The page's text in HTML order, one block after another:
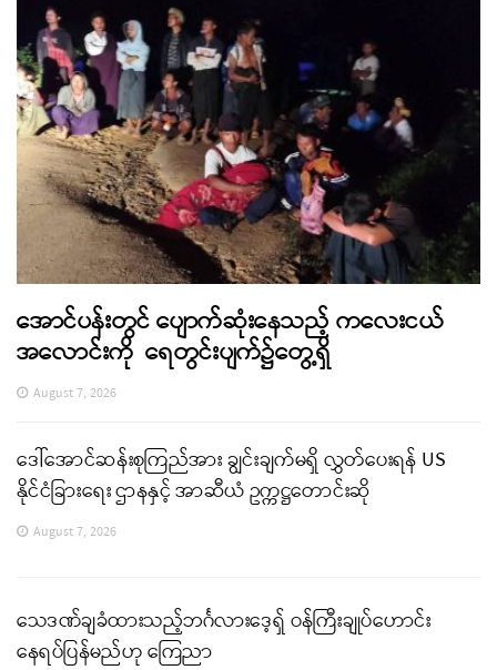
အောင်ပန်းတွင် ပျောက်ဆုံးနေသည့် ကလေးငယ်
အလောင်းကို ရေတွင်းပျက်၌တွေ့ရှိ
August 7, 2026
ဒေါ်အောင်ဆန်းစုကြည်အား ချွင်းချက်မရှိ လွှတ်ပေးရန် US
နိုင်ငံခြားရေး ဌာနနှင့် အာဆီယံ ဥက္ကဋ္ဌတောင်းဆို
August 7, 2026
သေဒဏ်ချခံထားသည့်ဘင်္ဂလားဒေ့ရှ် ဝန်ကြီးချုပ်ဟောင်း
နေရပ်ပြန်မည်ဟု ကြေညာ